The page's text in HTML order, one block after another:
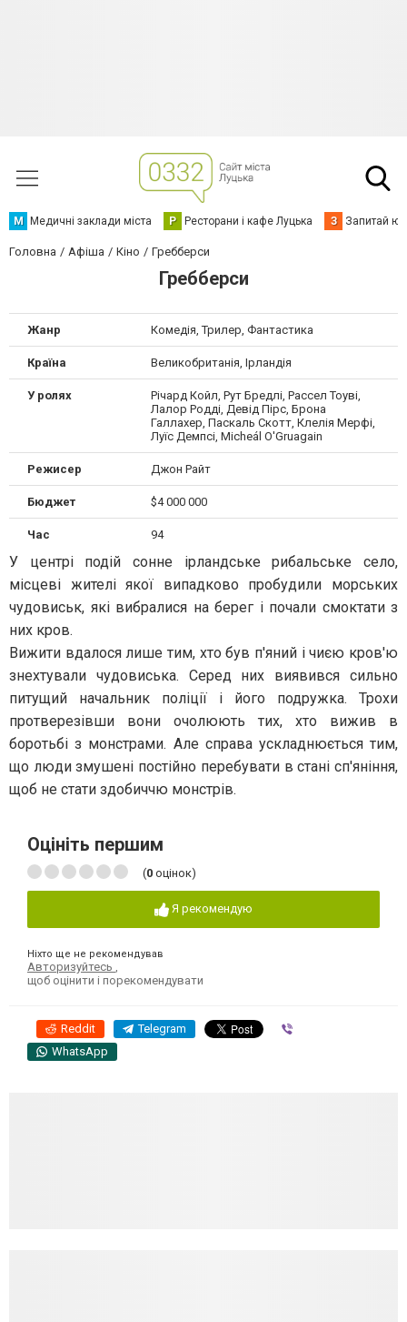
М Медичні заклади міста Р Ресторани і кафе Луцька З Запитай
Головна Афіша Кіно Гребберси
Гребберси
Жанр Комедія, Трилер, Фантастика
Країна Великобританія, Ірландія
У ролях
Річард Койл, Рут Бредлі, Рассел Тоуві,
Лалор Родді, Девід Пірс, Брона
Галлахер, Паскаль Скотт, Клелія Мерфі,
Луїс Демпсі, Micheál O'Gruagain
Режисер Джон Райт
Бюджет $4 000 000
Час 94
У центрі подій сонне ірландське рибальське село,
місцеві жителі якої випадково пробудили морських
чудовиськ, які вибралися на берег і почали смоктати з
них кров.
Вижити вдалося лише тим, хто був п'яний і чиєю кров'ю
знехтували чудовиська. Серед них виявився сильно
питущий начальник поліції і його подружка. Трохи
протверезівши вони очолюють тих, хто вижив в
боротьбі з монстрами. Але справа ускладнюється тим,
що люди змушені постійно перебувати в стані сп'яніння,
щоб не стати здобиччю монстрів.
Оцініть першим
(0 оцінок)
Я рекомендую
Ніхто ще не рекомендував
Авторизуйтесь
щоб оцінити і порекомендувати
Reddit Telegram
WhatsApp